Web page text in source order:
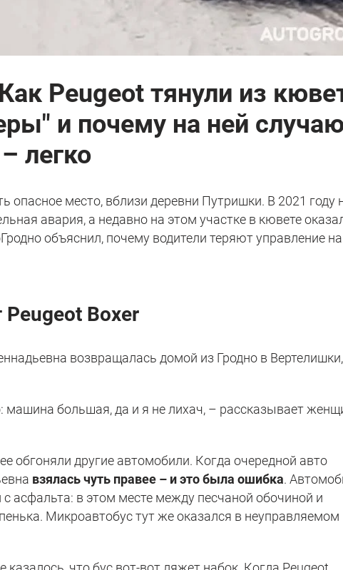
Peugeot тянули из
и почему на ней
легко
опасное место, вблизи деревни Путришки. В 2021 году
авария, а недавно на этом участке в кювете
объяснил, почему водители теряют управление на
Boxer
возвращалась домой из Гродно в
машина большая, да и я не лихач, – рассказывает
обгоняли другие автомобили. Когда очередной авто
взялась чуть правее – и это была ошибка.
асфальта: в этом месте между песчаной обочиной и
Микроавтобус тут же оказался в неуправляемом